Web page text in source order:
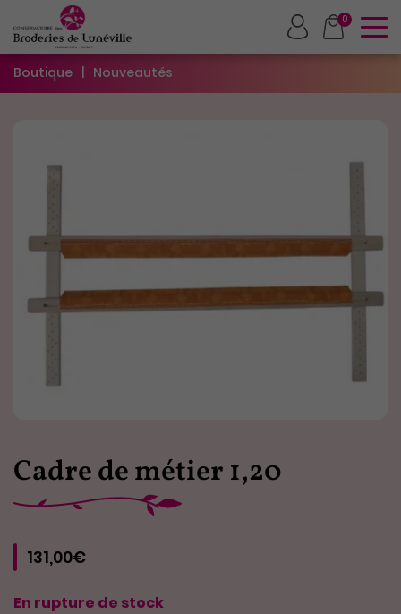
0
Boutique Nouveautés
Cadre de métier 1,20
131,00€
En rupture de stock